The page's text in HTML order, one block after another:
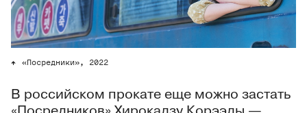
«Посредники», 2022
В российском прокате еще можно застать